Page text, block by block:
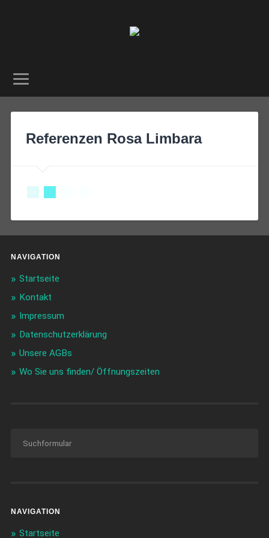
Referenzen Rosa Limbara
NAVIGATION
Startseite
Kontakt
Impressum
Datenschutzerklärung
Unsere AGBs
Wo Sie uns finden/ Öffnungszeiten
NAVIGATION
Startseite